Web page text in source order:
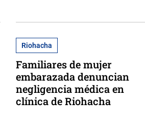
Riohacha
Familiares de mujer
embarazada denuncian
negligencia médica en
clínica de Riohacha